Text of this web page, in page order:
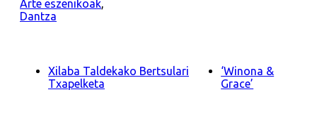
Arte eszenikoak,
Dantza
Xilaba Taldekako Bertsulari
Txapelketa
‘Winona &
Grace’